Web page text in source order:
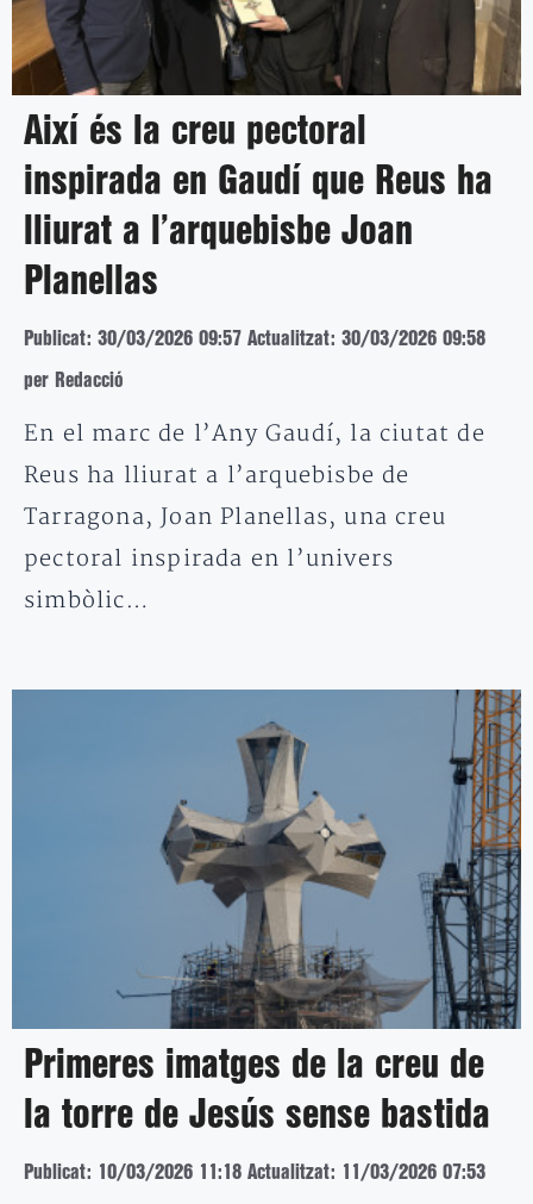
Així és la creu pectoral
inspirada en Gaudí que Reus ha
lliurat a l’arquebisbe Joan
Planellas
Publicat: 30/03/2026 09:57 Actualitzat: 30/03/2026 09:58
per Redacció
En el marc de l’Any Gaudí, la ciutat de
Reus ha lliurat a l’arquebisbe de
Tarragona, Joan Planellas, una creu
pectoral inspirada en l’univers
simbòlic…
Primeres imatges de la creu de
la torre de Jesús sense bastida
Publicat: 10/03/2026 11:18 Actualitzat: 11/03/2026 07:53